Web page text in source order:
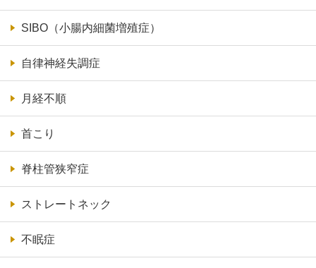
SIBO（小腸内細菌増殖症）
自律神経失調症
月経不順
首こり
脊柱管狭窄症
ストレートネック
不眠症